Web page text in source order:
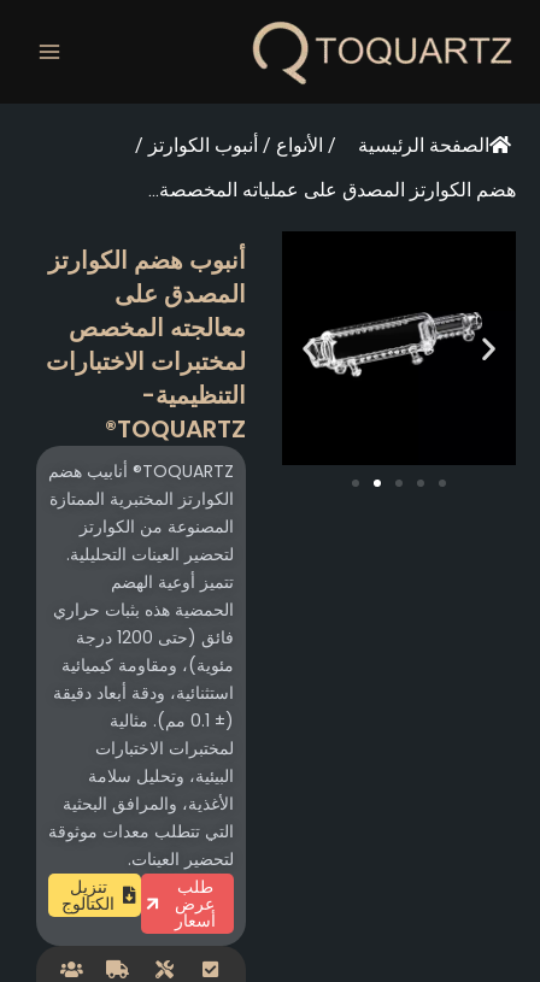
الصفحة الرئيسية / الأنواع / أنبوب الكوارتز /
هضم الكوارتز المصدق على عملياته المخصصة...
أنبوب هضم الكوارتز
المصدق على
معالجته المخصص
لمختبرات الاختبارات
التنظيمية-
TOQUARTZ®
TOQUARTZ® أنابيب هضم
الكوارتز المختبرية الممتازة
المصنوعة من الكوارتز
لتحضير العينات التحليلية.
تتميز أوعية الهضم
الحمضية هذه بثبات حراري
فائق (حتى 1200 درجة
مئوية)، ومقاومة كيميائية
استثنائية، ودقة أبعاد دقيقة
(± 0.1 مم). مثالية
لمختبرات الاختبارات
البيئية، وتحليل سلامة
الأغذية، والمرافق البحثية
التي تتطلب معدات موثوقة
لتحضير العينات.
طلب
عرض
أسعار
تنزيل
الكتالوج